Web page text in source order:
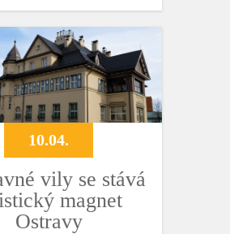
10.04.
vily se stává
magnet
Ostravy